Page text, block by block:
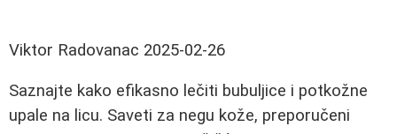
Viktor Radovanac 2025-02-26
Saznajte kako efikasno lečiti bubuljice i potkožne
upale na licu. Saveti za negu kože, preporučeni